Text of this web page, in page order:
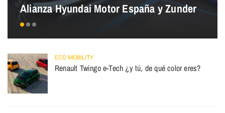
Alianza Hyundai Motor España y Zunder
ECO MOBILITY
Renault Twingo e-Tech ¿y tú, de qué color eres?